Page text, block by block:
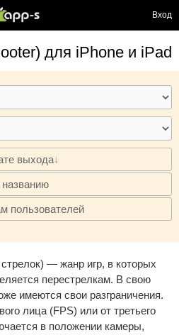
Вход
для iPhone и iPad
выхода
названию
пользователей
— жанр игр, в которых
перестрелкам. В свою
имеются свои разграничения.
лица (FPS) или от третьего
в положении камеры,